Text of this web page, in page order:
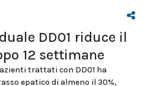
DD01 riduce il
12 settimane
trattati con DD01 ha
epatico di almeno il 30%,